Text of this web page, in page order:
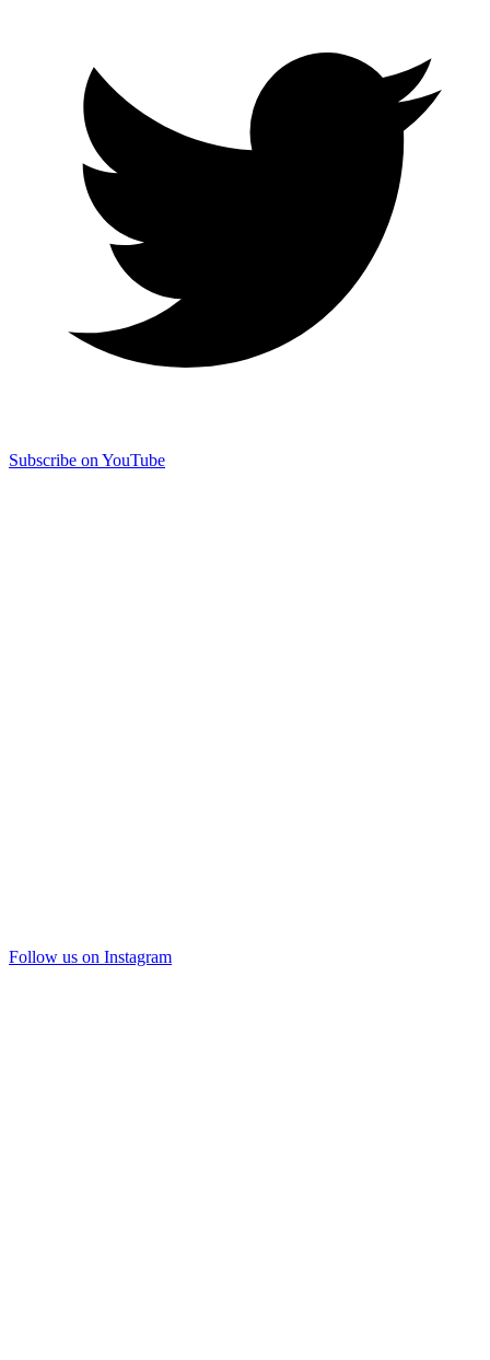
Subscribe on YouTube
Follow us on Instagram